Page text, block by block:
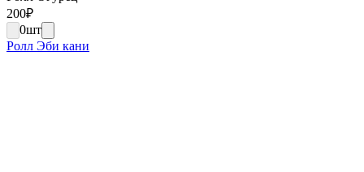
200₽
0шт
Ролл Эби кани